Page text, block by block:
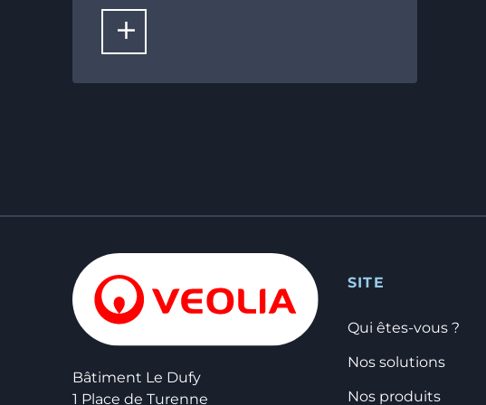
LIRE LA SUITE
Bâtiment Le Dufy
1 Place de Turenne
SITE
Qui êtes-vous ?
Nos solutions
Nos produits